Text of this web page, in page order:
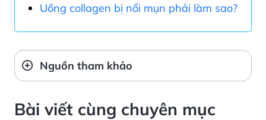
Uống collagen bị nổi mụn phải làm sao?
Nguồn tham khảo
Bài viết cùng chuyên mục